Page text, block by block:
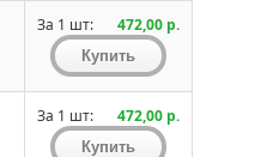
За 1 шт: 472,00 р.
За 1 шт: 472,00 р.